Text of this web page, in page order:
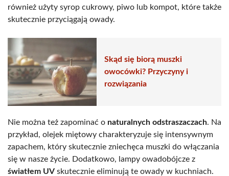
również użyty syrop cukrowy, piwo lub kompot, które także
skutecznie przyciągają owady.
Skąd się biorą muszki
owocówki? Przyczyny i
rozwiązania
Nie można też zapominać o naturalnych odstraszaczach. Na
przykład, olejek miętowy charakteryzuje się intensywnym
zapachem, który skutecznie zniechęca muszki do włączania
się w nasze życie. Dodatkowo, lampy owadobójcze z
światłem UV skutecznie eliminują te owady w kuchniach.